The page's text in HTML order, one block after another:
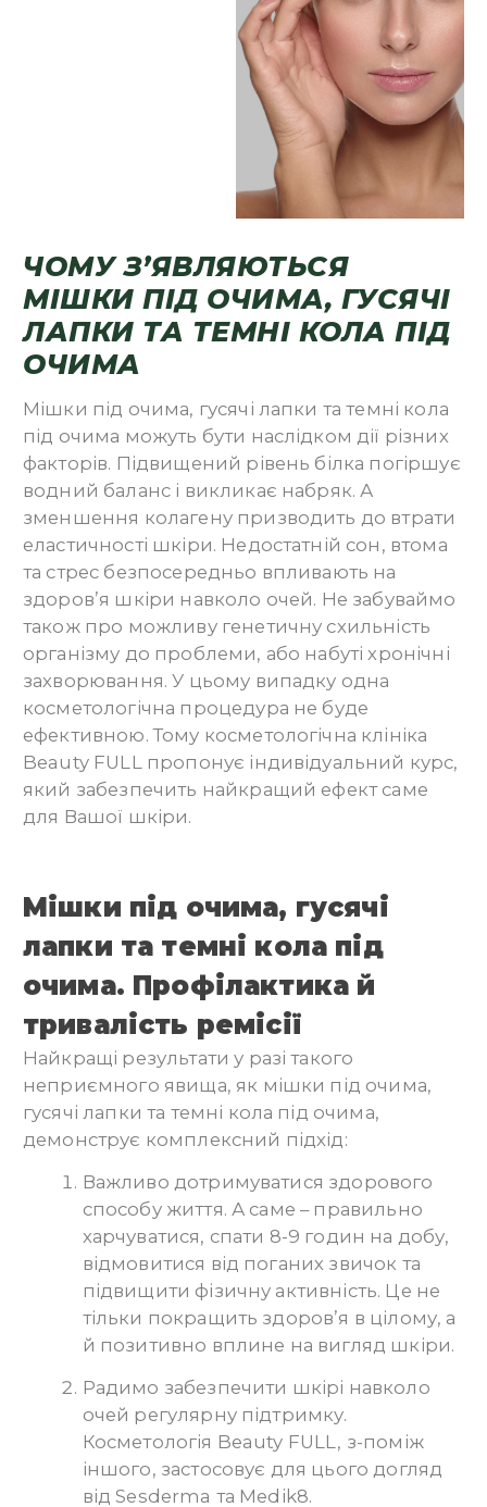
ЧОМУ З’ЯВЛЯЮТЬСЯ
МІШКИ ПІД ОЧИМА, ГУСЯЧІ
ЛАПКИ ТА ТЕМНІ КОЛА ПІД
ОЧИМА
Мішки під очима, гусячі лапки та темні кола
під очима можуть бути наслідком дії різних
факторів. Підвищений рівень білка погіршує
водний баланс і викликає набряк. А
зменшення колагену призводить до втрати
еластичності шкіри. Недостатній сон, втома
та стрес безпосередньо впливають на
здоров’я шкіри навколо очей. Не забуваймо
також про можливу генетичну схильність
організму до проблеми, або набуті хронічні
захворювання. У цьому випадку одна
косметологічна процедура не буде
ефективною. Тому косметологічна клініка
Beauty FULL пропонує індивідуальний курс,
який забезпечить найкращий ефект саме
для Вашої шкіри.
Мішки під очима, гусячі
лапки та темні кола під
очима. Профілактика й
тривалість ремісії
Найкращі результати у разі такого
неприємного явища, як мішки під очима,
гусячі лапки та темні кола під очима,
демонструє комплексний підхід:
Важливо дотримуватися здорового
способу життя. А саме – правильно
харчуватися, спати 8-9 годин на добу,
відмовитися від поганих звичок та
підвищити фізичну активність. Це не
тільки покращить здоров’я в цілому, а
й позитивно вплине на вигляд шкіри.
Радимо забезпечити шкірі навколо
очей регулярну підтримку.
Косметологія Beauty FULL, з-поміж
іншого, застосовує для цього догляд
від Sesderma та Medik8.